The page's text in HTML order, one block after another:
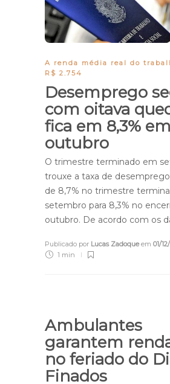
A renda média real do
R$ 2.754
Desemprego
com oitava
fica em 8,3% em
outubro
O trimestre terminado em
trouxe a taxa de
de 8,7% no trimestre
setembro para 8,3% no
outubro. De acordo com os
Publicado por Lucas Zadoqueem 01/
1 min
Ambulantes
garantem
no feriado do
Finados